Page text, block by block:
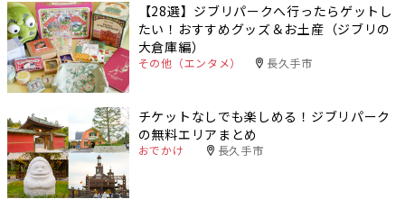
【28選】ジブリパークへ行ったらゲットし
たい！おすすめグッズ＆お土産（ジブリの
大倉庫編）
その他（エンタメ） 長久手市
チケットなしでも楽しめる！ジブリパーク
の無料エリアまとめ
おでかけ 長久手市